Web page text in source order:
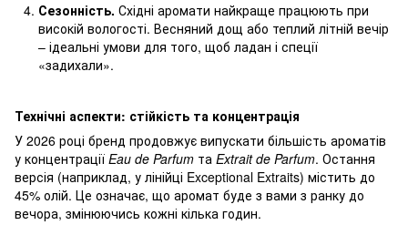
Сезонність. Східні аромати найкраще працюють при
високій вологості. Весняний дощ або теплий літній вечір
– ідеальні умови для того, щоб ладан і спеції
«задихали».
Технічні аспекти: стійкість та концентрація
У 2026 році бренд продовжує випускати більшість ароматів
у концентрації Eau de Parfum та Extrait de Parfum. Остання
версія (наприклад, у лінійці Exceptional Extraits) містить до
45% олій. Це означає, що аромат буде з вами з ранку до
вечора, змінюючись кожні кілька годин.